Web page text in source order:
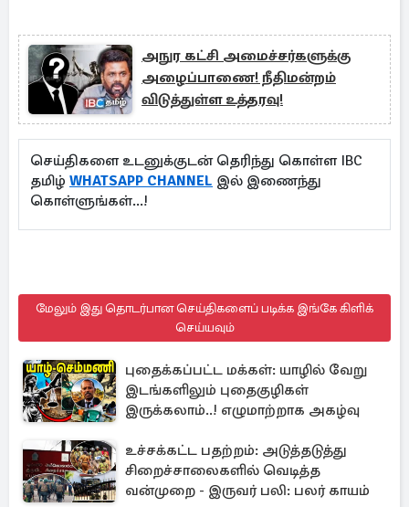
அநுர கட்சி அமைச்சர்களுக்கு
அழைப்பாணை! நீதிமன்றம்
விடுத்துள்ள உத்தரவு!
செய்திகளை உடனுக்குடன் தெரிந்து கொள்ள IBC
தமிழ் WHATSAPP CHANNEL இல் இணைந்து
கொள்ளுங்கள்...!
மேலும் இது தொடர்பான செய்திகளைப் படிக்க இங்கே கிளிக்
செய்யவும்
புதைக்கப்பட்ட மக்கள்: யாழில் வேறு
இடங்களிலும் புதைகுழிகள்
இருக்கலாம்..! எழுமாற்றாக அகழ்வு
உச்சக்கட்ட பதற்றம்: அடுத்தடுத்து
சிறைச்சாலைகளில் வெடித்த
வன்முறை - இருவர் பலி: பலர் காயம்